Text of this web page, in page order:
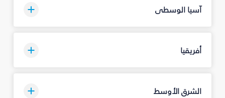
آسيا الوسطى
أفريقيا
الشرق الأوسط